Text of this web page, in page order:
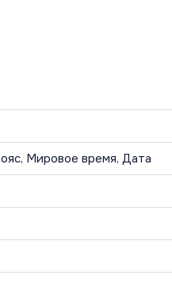
Мировое время, Дата